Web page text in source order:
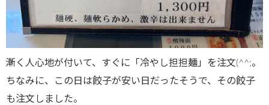
漸く人心地が付いて、すぐに「冷やし担担麺」を注文(^^;。
ちなみに、この日は餃子が安い日だったそうで、その餃子
も注文しました。